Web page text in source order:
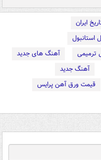
ایران
استانبول
ترمیمی
آهنگ های جدید
آهنگ جدید
قیمت ورق آهن پرایس